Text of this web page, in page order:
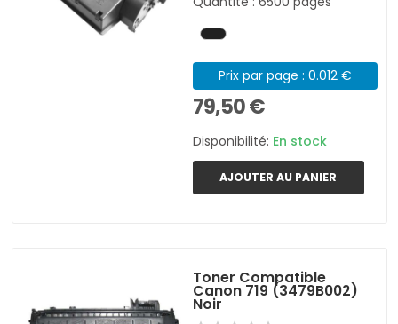
Prix par page : 0.012 €
79,50 €
Disponibilité: En stock
AJOUTER AU PANIER
Toner Compatible
Canon 719 (3479B002)
Noir